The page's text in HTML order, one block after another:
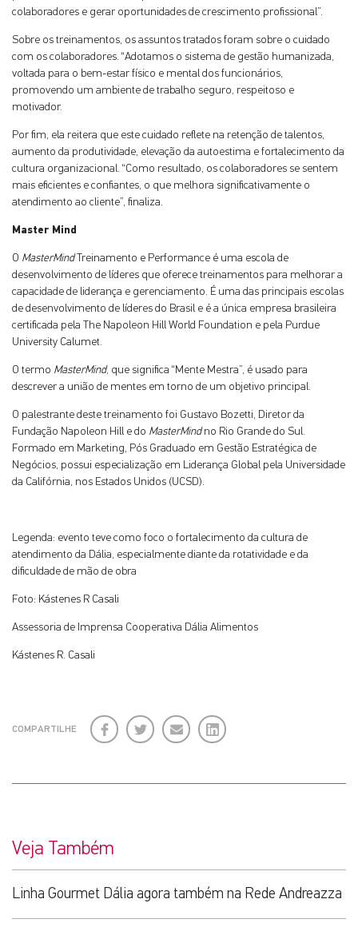
colaboradores e gerar oportunidades de crescimento profissional”.
Sobre os treinamentos, os assuntos tratados foram sobre o cuidado
com os colaboradores. “Adotamos o sistema de gestão humanizada,
voltada para o bem-estar físico e mental dos funcionários,
promovendo um ambiente de trabalho seguro, respeitoso e
motivador.
Por fim, ela reitera que este cuidado reflete na retenção de talentos,
aumento da produtividade, elevação da autoestima e fortalecimento da
cultura organizacional. “Como resultado, os colaboradores se sentem
mais eficientes e confiantes, o que melhora significativamente o
atendimento ao cliente”, finaliza.
Master Mind
O MasterMindTreinamento e Performance é uma escola de
desenvolvimento de líderes que oferece treinamentos para melhorar a
capacidade de liderança e gerenciamento. É uma das principais escolas
de desenvolvimento de líderes do Brasil e é a única empresa brasileira
certificada pela The Napoleon Hill World Foundation e pela Purdue
University Calumet.
O termo MasterMind, que significa “Mente Mestra”, é usado para
descrever a união de mentes em torno de um objetivo principal.
O palestrante deste treinamento foi Gustavo Bozetti, Diretor da
Fundação Napoleon Hill e do MasterMindno Rio Grande do Sul.
Formado em Marketing, Pós Graduado em Gestão Estratégica de
Negócios, possui especialização em Liderança Global pela Universidade
da Califórnia, nos Estados Unidos (UCSD).
Legenda: evento teve como foco o fortalecimento da cultura de
atendimento da Dália, especialmente diante da rotatividade e da
dificuldade de mão de obra
Foto: Kástenes R Casali
Assessoria de Imprensa Cooperativa Dália Alimentos
Kástenes R. Casali
COMPARTILHE
FacebookTwitter
E-
mail
LinkedIn
Veja Também
Linha Gourmet Dália agora também na Rede Andreazza